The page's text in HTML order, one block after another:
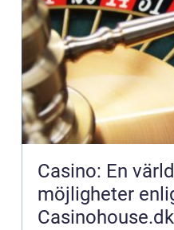
Casino: En
möjligheter
Casinohouse.dk